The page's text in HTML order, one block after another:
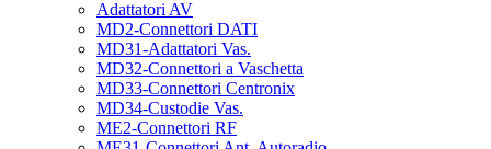
Adattatori AV
MD2-Connettori DATI
MD31-Adattatori Vas.
MD32-Connettori a Vaschetta
MD33-Connettori Centronix
MD34-Custodie Vas.
ME2-Connettori RF